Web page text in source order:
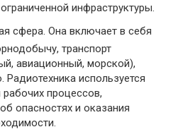
инфраструктуры.
сфера. Она включает в себя
транспорт
авиационный, морской),
Радиотехника используется
процессов,
опасностях и оказания